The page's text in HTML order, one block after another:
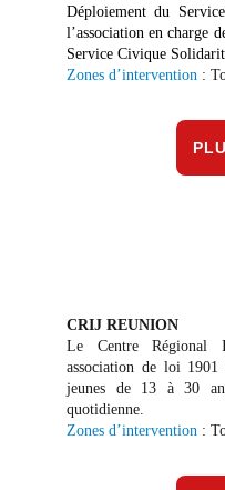
CRIJ REUNION
Le Centre Régional
association de loi
jeunes de 13 à 30
quotidienne.
Zones d’intervention :
Déploiement du
l’association en charge
Service Civique
Zones d’intervention :